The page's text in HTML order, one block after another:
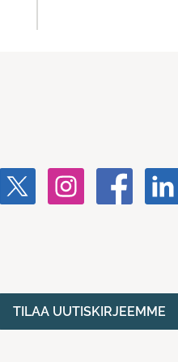
TILAA UUTISKIRJEEMME